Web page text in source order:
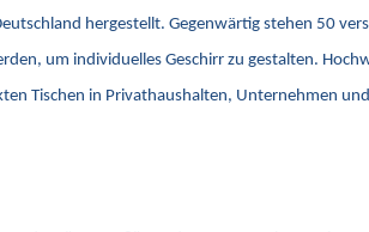
hergestellt. Gegenwärtig stehen 50
um individuelles Geschirr zu gestalten.
Tischen in Privathaushalten, Unternehmen